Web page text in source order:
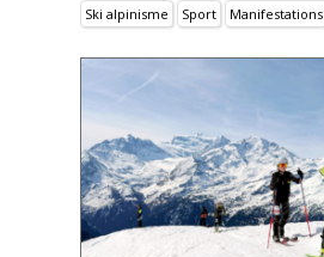
Ski alpinisme Sport Manifestations